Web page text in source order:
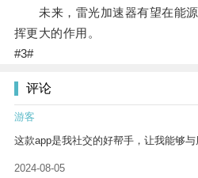
未来，雷光加速器有望在能源
挥更大的作用。
#3#
评论
游客
这款app是我社交的好帮手，让我能够与
2024-08-05